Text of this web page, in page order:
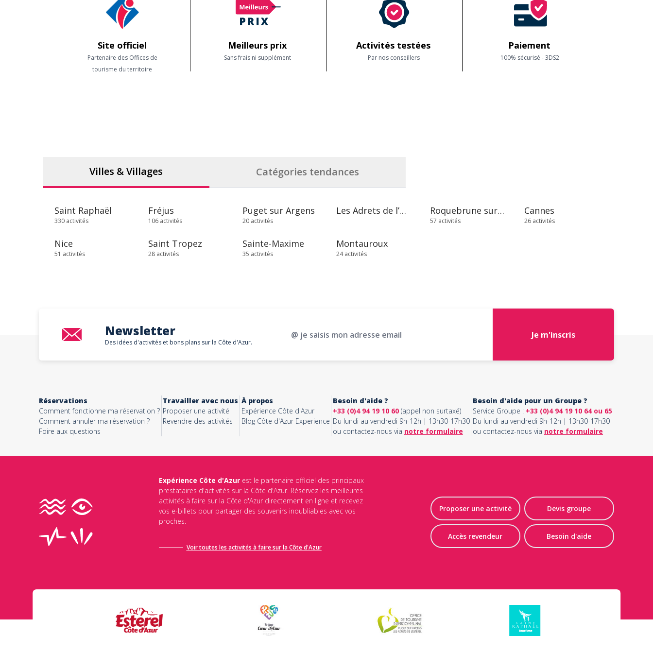
Site officiel
Partenaire des Offices de
tourisme du territoire
Meilleurs prix
Sans frais ni supplément
Activités testées
Par nos conseillers
Paiement
100% sécurisé - 3DS2
Villes & Villages Catégories tendances
Saint Raphaël
330 activités
Fréjus
106 activités
Puget sur Argens
20 activités
Les Adrets de l’Estérel Roquebrune sur Argens
57 activités
Cannes
26 activités
Nice
51 activités
Saint Tropez
28 activités
Sainte-Maxime
35 activités
Montauroux
24 activités
Newsletter
Des idées d'activités et bons plans sur la Côte d'Azur.
@ je saisis mon adresse email Je m'inscris
Réservations
Comment fonctionne ma réservation ?
Comment annuler ma réservation ?
Foire aux questions
Travailler avec nous
Proposer une activité
Revendre des activités
À propos
Expérience Côte d'Azur
Blog Côte d'Azur Experience
Besoin d'aide ?
+33 (0)4 94 19 10 60(appel non surtaxé)
Du lundi au vendredi 9h-12h | 13h30-17h30
ou contactez-nous via notre formulaire
Besoin d'aide pour un Groupe ?
Service Groupe : +33 (0)4 94 19 10 64 ou 65
Du lundi au vendredi 9h-12h | 13h30-17h30
ou contactez-nous via notre formulaire
Expérience Côte d'Azurest le partenaire officiel des principaux
prestataires d'activités sur la Côte d'Azur. Réservez les meilleures
activités à faire sur la Côte d'Azur directement en ligne et recevez
vos e-billets pour partager des souvenirs inoubliables avec vos
proches.
Voir toutes les activités à faire sur la Côte d'Azur
Proposer une activité Devis groupe
Accès revendeur Besoin d'aide